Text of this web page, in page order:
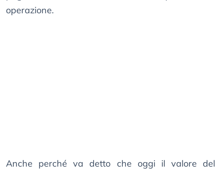
operazione.
Anche perché va detto che oggi il valore del